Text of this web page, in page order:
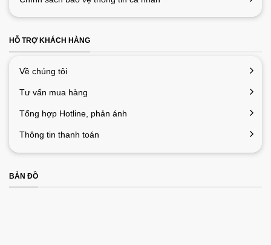
HỖ TRỢ KHÁCH HÀNG
Về chúng tôi
Tư vấn mua hàng
Tổng hợp Hotline, phản ánh
Thông tin thanh toán
BẢN ĐỒ